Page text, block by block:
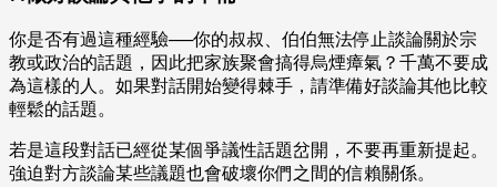
你是否有過這種經驗──你的叔叔、伯伯無法停止談論關於宗
教或政治的話題，因此把家族聚會搞得烏煙瘴氣？千萬不要成
為這樣的人。如果對話開始變得棘手，請準備好談論其他比較
輕鬆的話題。
若是這段對話已經從某個爭議性話題岔開，不要再重新提起。
強迫對方談論某些議題也會破壞你們之間的信賴關係。